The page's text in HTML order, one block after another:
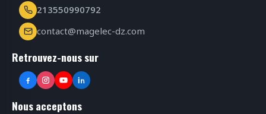
213550990792
contact@magelec-dz.com
Retrouvez-nous sur
Nous acceptons